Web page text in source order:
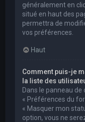
généralement en
situé en haut des
permettra de
vos préférences.
Haut
Comment puis-je
la liste des
Dans le panneau de
« Préférences du
« Masquer mon
option, vous ne